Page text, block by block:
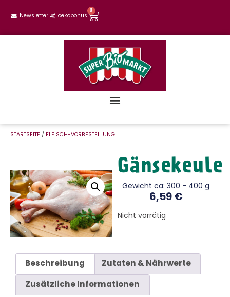
Newsletter oekobonus
0
STARTSEITE / FLEISCH-VORBESTELLUNG
Gänsekeule
Gewicht ca: 300 - 400 g
6,59 €
Nicht vorrätig
Beschreibung Zutaten & Nährwerte
Zusätzliche Informationen